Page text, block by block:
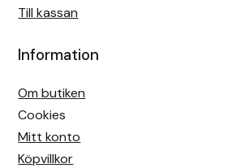
Till kassan
Information
Om butiken
Cookies
Mitt konto
Köpvillkor
IceTack
IPZV
Islandshästspecialisten
Islensk.is